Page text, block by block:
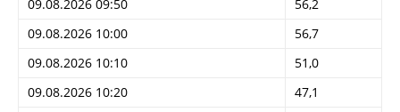
09.08.2026 09:50
56,2
09.08.2026 10:00
56,7
09.08.2026 10:10
51,0
09.08.2026 10:20
47,1